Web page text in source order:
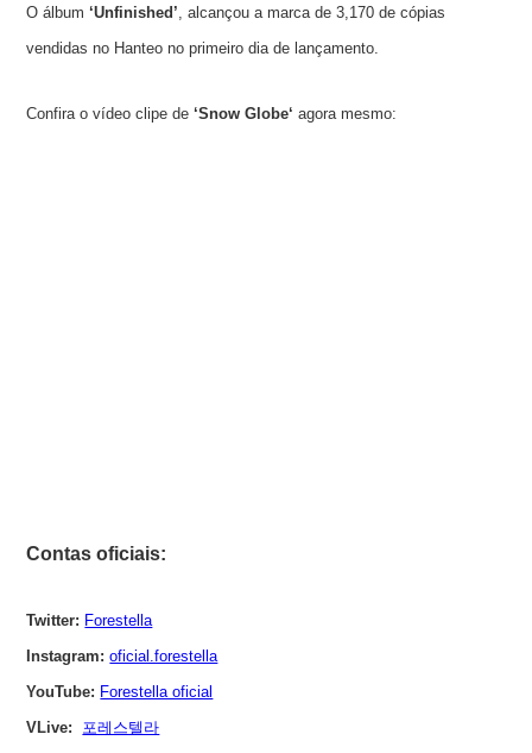
O álbum‘Unfinished’, alcançou a marca de 3,170 de cópias
vendidas no Hanteo no primeiro dia de lançamento.
Confira o vídeo clipe de‘Snow Globe‘agora mesmo:
Contas oficiais:
Twitter: Forestella
Instagram: oficial.forestella
YouTube: Forestella oficial
VLive:
포레스텔라